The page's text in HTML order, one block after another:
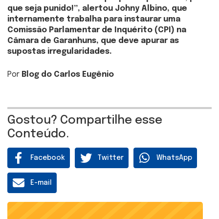
que seja punido!”, alertou Johny Albino, que
internamente trabalha para instaurar uma
Comissão Parlamentar de Inquérito (CPI) na
Câmara de Garanhuns, que deve apurar as
supostas irregularidades.
Por Blog do Carlos Eugênio
Gostou? Compartilhe esse
Conteúdo.
Facebook Twitter WhatsApp
E-mail